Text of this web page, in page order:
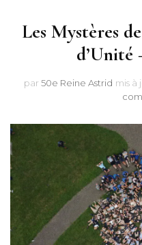
Les Mystères
d’Unité
par 50e Reine Astrid mis à